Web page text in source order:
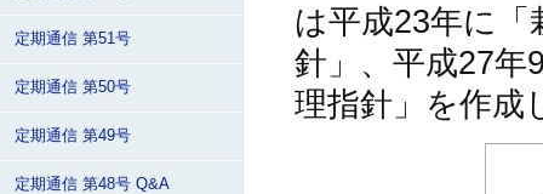
は平成23年に
針」、平成27
理指針」を作成
定期通信 第51号
定期通信 第50号
定期通信 第49号
定期通信 第48号 Q&A